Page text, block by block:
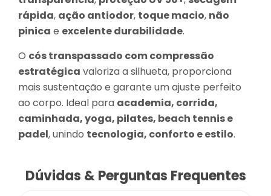
rápida, ação antiodor, toque macio, não
pinica e excelente durabilidade.
O cós transpassado com compressão
estratégica valoriza a silhueta, proporciona
mais sustentação e garante um ajuste perfeito
ao corpo. Ideal para academia, corrida,
caminhada, yoga, pilates, beach tennis e
padel, unindo tecnologia, conforto e estilo.
Dúvidas & Perguntas Frequentes